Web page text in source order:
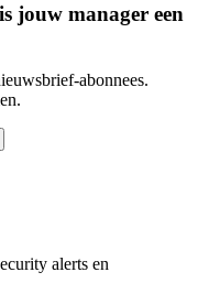
jouw manager een
abonnees.
alerts en